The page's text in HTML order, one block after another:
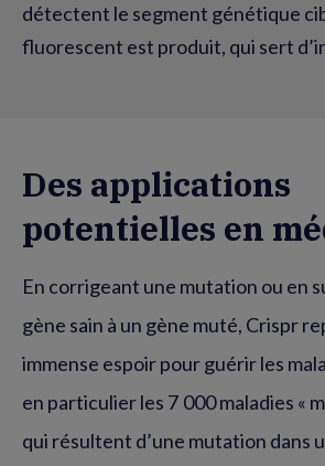
détectent le segment génétique
fluorescent est produit, qui sert
Des applications
potentielles en
En corrigeant une mutation ou en
gène sain à un gène muté, Crispr
immense espoir pour guérir les
en particulier les 7 000 maladies «
qui résultent d’une mutation dans